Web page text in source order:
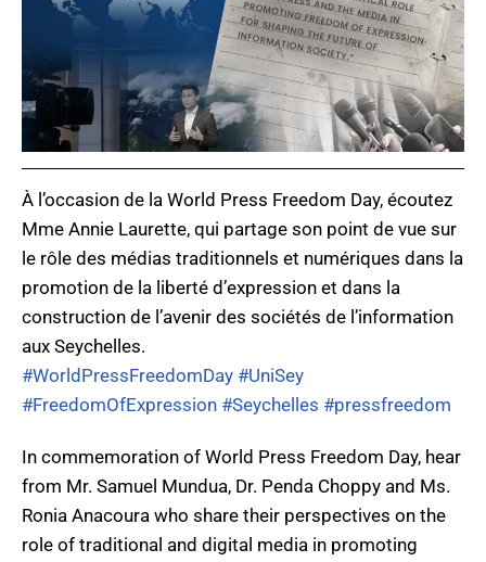
À l’occasion de la World Press Freedom Day, écoutez
Mme Annie Laurette, qui partage son point de vue sur
le rôle des médias traditionnels et numériques dans la
promotion de la liberté d’expression et dans la
construction de l’avenir des sociétés de l’information
aux Seychelles.
#WorldPressFreedomDay #UniSey
#FreedomOfExpression #Seychelles #pressfreedom
In commemoration of World Press Freedom Day, hear
from Mr. Samuel Mundua, Dr. Penda Choppy and Ms.
Ronia Anacoura who share their perspectives on the
role of traditional and digital media in promoting